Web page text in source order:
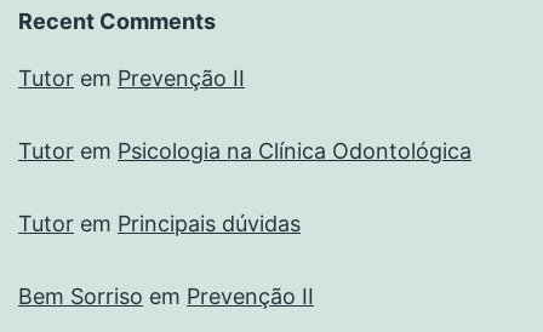
Recent Comments
Tutor em Prevenção II
Tutor em Psicologia na Clínica Odontológica
Tutor em Principais dúvidas
Bem Sorriso em Prevenção II